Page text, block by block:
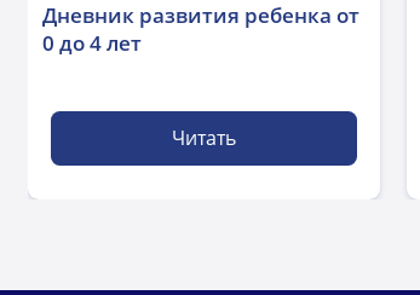
Дневник развития ребенка от
0 до 4 лет
Читать